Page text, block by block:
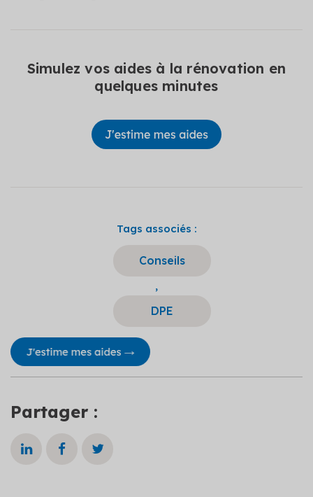
Partager :
Simulez vos aides à la rénovation en
quelques minutes
Tags associés :
Conseils
,
DPE